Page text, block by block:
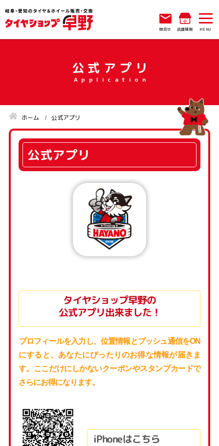
問合せ 店舗情報
公式アプリ
ホーム 公式アプリ
公式アプリ
タイヤショップ早野の
公式アプリ出来ました！
プロフィールを入力し、位置情報とプッシュ通信をON
にすると、あなたにぴったりのお得な情報が届きま
す。ここだけにしかないクーポンやスタンプカードで
さらにお得になります。
iPhoneはこちら